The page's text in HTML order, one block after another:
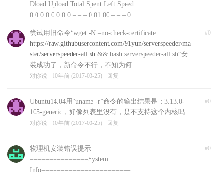
Dload Upload Total Spent Left Speed
0 0 0 0 0 0 0 0 –:–:– 0:01:00 –:–:– 0
文件下载失败，自动退出，可以前往
http://www.91yun.org/serverspeeder91yun手动下载安装
包
对你说 10年前 (2017-03-25) 回复
#0
尝试用旧命令“wget -N –no-check-certificate
https://raw.githubusercontent.com/91yun/serverspeeder/ma
ster/serverspeeder-all.sh && bash serverspeeder-all.sh”安
装成功了，新命令不行，不知为何
对你说 10年前 (2017-03-25) 回复
#0
Ubuntu14.04用“uname -r”命令的输出结果是：3.13.0-
105-generic，好像列表里没有，是不支持这个内核吗
对你说 10年前 (2017-03-25) 回复
#0
物理机安装错误提示
===============System
Info=======================